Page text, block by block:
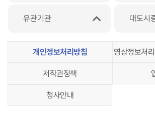
유관기관 대도시
개인정보처리방침 영상정보처
저작권정책
청사안내